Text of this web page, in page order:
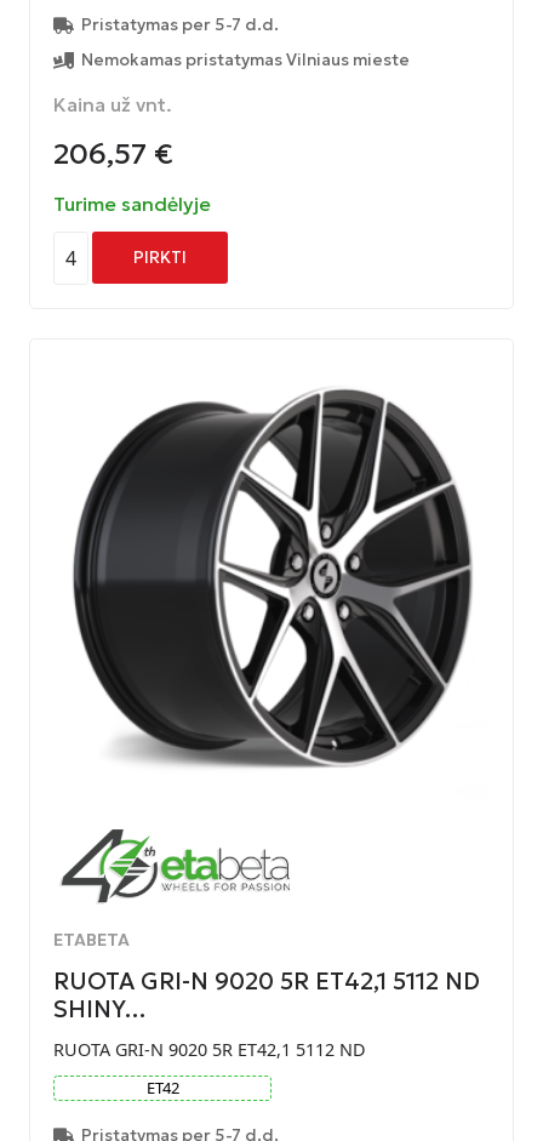
Pristatymas per 5-7 d.d.
Nemokamas pristatymas Vilniaus mieste
Kaina už vnt.
206,57 €
Turime sandėlyje
4 PIRKTI
ETABETA
RUOTA GRI-N 9020 5R ET42,1 5112 ND
SHINY…
RUOTA GRI-N 9020 5R ET42,1 5112 ND
ET42
Pristatymas per 5-7 d.d.